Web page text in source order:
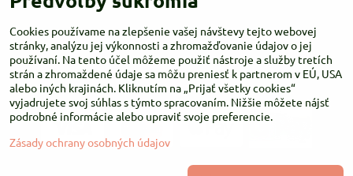
Otváracie hodiny:PO-ŠT 8:00 - 16:00
PIA-NE Zatvorené
Cookies používame na zlepšenie vašej návštevy tejto webovej
stránky, analýzu jej výkonnosti a zhromažďovanie údajov o jej
používaní. Na tento účel môžeme použiť nástroje a služby tretích
strán a zhromaždené údaje sa môžu preniesť k partnerom v EÚ, USA
alebo iných krajinách. Kliknutím na „Prijať všetky cookies“
vyjadrujete svoj súhlas s týmto spracovaním. Nižšie môžete nájsť
podrobné informácie alebo upraviť svoje preferencie.
Zásady ochrany osobných údajov